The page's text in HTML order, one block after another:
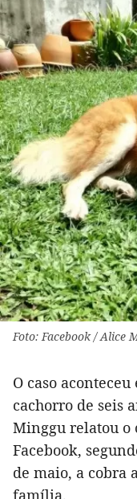
Foto: Facebook / Alice
O caso
cachorro de seis
Minggu relatou o
Facebook,
de maio, a cobra
família.